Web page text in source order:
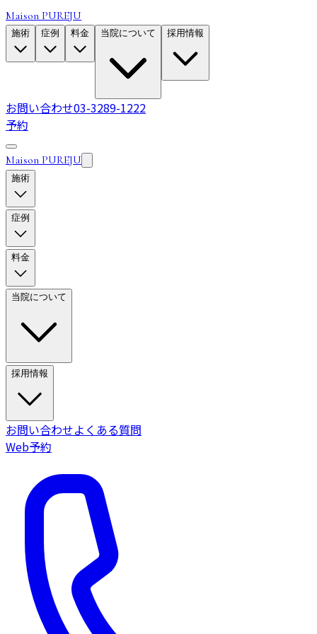
Maison PUREJU
施術 症例 料金 当院について 採用情報
お問い合わせ03-3289-1222
予約
Maison PUREJU
施術
症例
料金
当院について
採用情報
お問い合わせよくある質問
Web予約